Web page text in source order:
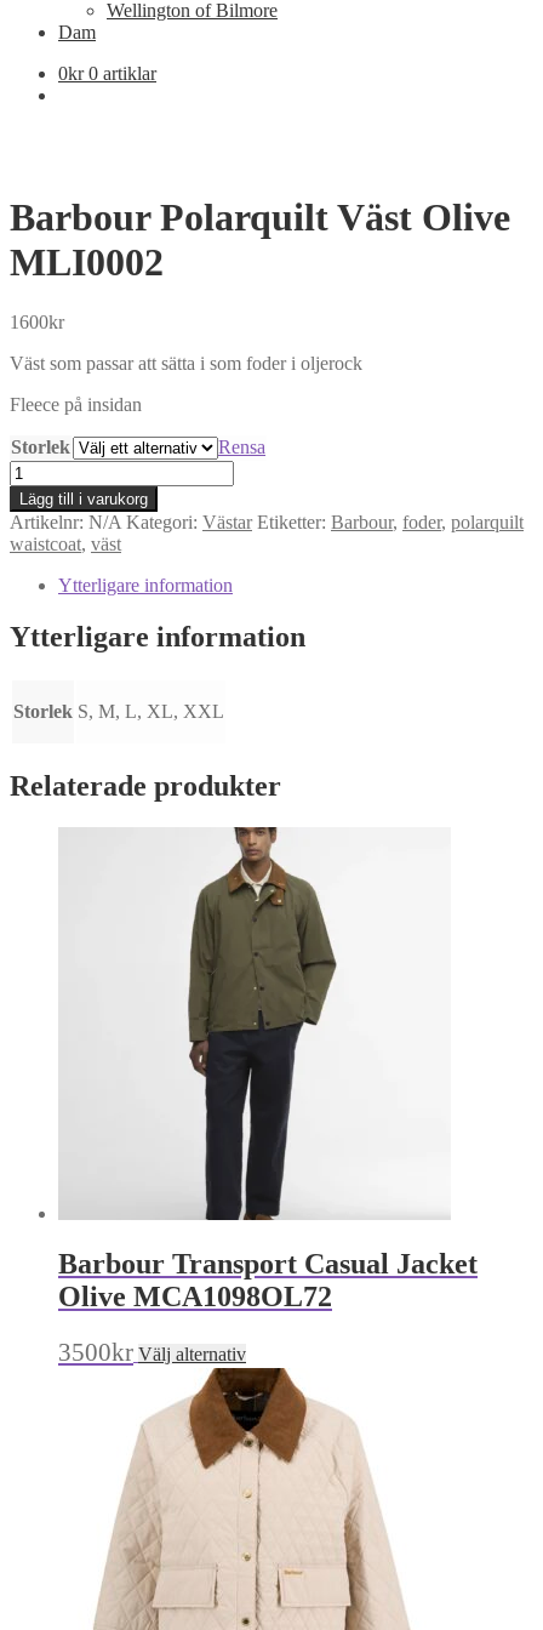
Wellington of Bilmore
Dam
0kr 0 artiklar
Barbour Polarquilt Väst Olive
MLI0002
1600kr
Väst som passar att sätta i som foder i oljerock
Fleece på insidan
Storlek
Rensa
Barbour
Polarquilt
Väst
Olive
MLI0002
mängd
Lägg till i varukorg
Artikelnr: N/A Kategori: Västar Etiketter: Barbour, foder, polarquilt
waistcoat, väst
Ytterligare information
Ytterligare information
Storlek S, M, L, XL, XXL
Relaterade produkter
Barbour Transport Casual Jacket
Olive MCA1098OL72
3500kr Välj alternativDen
här
produkten
har
flera
varianter.
De
olika
alternativen
kan
väljas
på
produktsidan